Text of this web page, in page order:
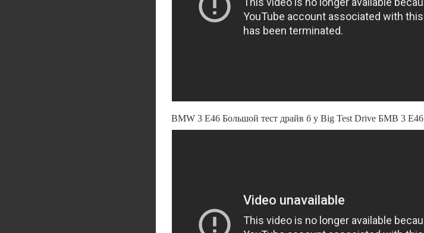
BMW 3 E46 Большой тест драйв б у Big Test Drive БМВ 3 Е46